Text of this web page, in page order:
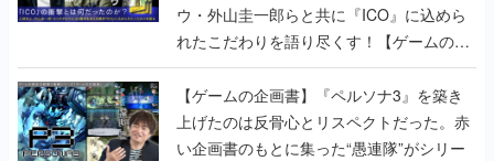
ウ・外山圭一郎らと共に『ICO』に込めら
れたこだわりを語り尽くす！【ゲームの企
画書】
【ゲームの企画書】『ペルソナ3』を築き
上げたのは反骨心とリスペクトだった。赤
い企画書のもとに集った“愚連隊”がシリー